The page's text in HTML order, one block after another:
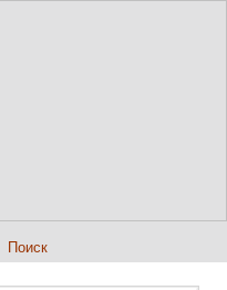
Поиск